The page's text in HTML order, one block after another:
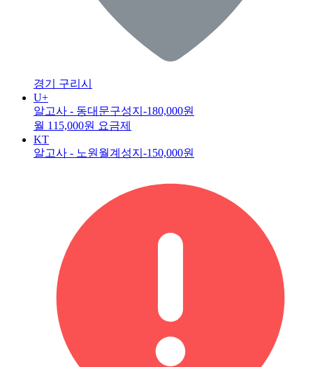
경기 구리시
U+
알고사 - 동대문구성지 -180,000원
월 115,000원 요금제
KT
알고사 - 노원월계성지 -150,000원